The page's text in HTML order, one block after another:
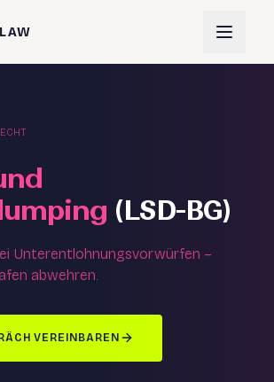
(LSD-BG)
Unterentlohnungsvorwürfen –
abwehren.
VEREINBAREN